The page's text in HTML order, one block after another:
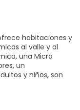
habitaciones y
al valle y al
una Micro
un
y niños, son